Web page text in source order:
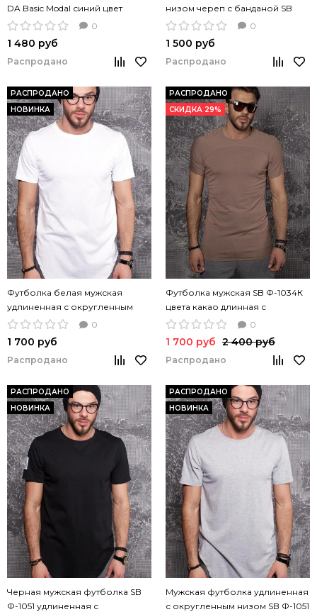
DA Basic Modal синий цвет
0
1 480 руб
Распродано
низом череп с банданой SB
ДССВ-1013С черная0
1 500 руб
Распродано
РАСПРОДАНО
НОВИНКА
Футболка белая мужская
удлиненная с округленным
низом SB Ф-1049
0
1 700 руб
Распродано
РАСПРОДАНО
СКИДКА 29%
Футболка мужская SB Ф-1034К
цвета какао длинная с
декоративными швами
0
1 700 руб 2 400 руб
Распродано
РАСПРОДАНО
НОВИНКА
Черная мужская футболка SB
Ф-1051 удлиненная с
РАСПРОДАНО
НОВИНКА
Мужская футболка удлиненная
с округленным низом SB Ф-1051